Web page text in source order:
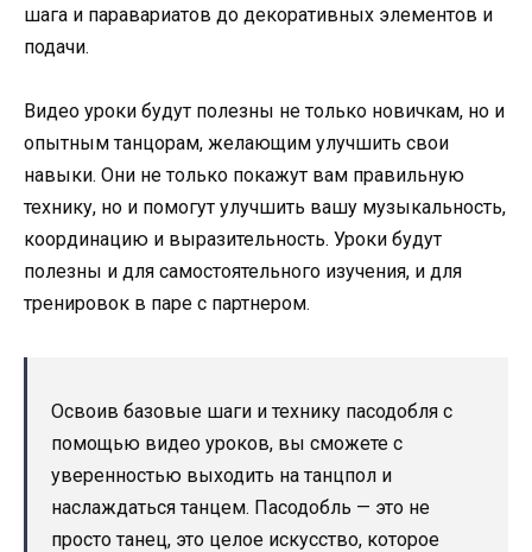
шага и паравариатов до декоративных элементов и
подачи.
Видео уроки будут полезны не только новичкам, но и
опытным танцорам, желающим улучшить свои
навыки. Они не только покажут вам правильную
технику, но и помогут улучшить вашу музыкальность,
координацию и выразительность. Уроки будут
полезны и для самостоятельного изучения, и для
тренировок в паре с партнером.
Освоив базовые шаги и технику пасодобля с
помощью видео уроков, вы сможете с
уверенностью выходить на танцпол и
наслаждаться танцем. Пасодобль — это не
просто танец, это целое искусство, которое